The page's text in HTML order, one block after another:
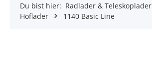
Du bist hier: Radlader & Teleskoplader
Hoflader
1140 Basic Line